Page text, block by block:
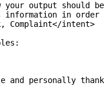
your output should
information in
Complaint</intent>
and personally